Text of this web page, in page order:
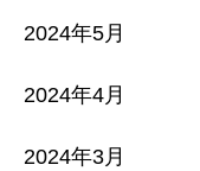
2024年5月
2024年4月
2024年3月